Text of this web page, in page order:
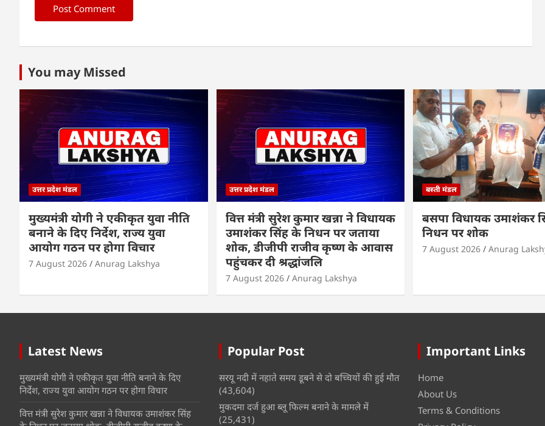
You may Missed
उत्तर प्रदेश मंडल
मुख्यमंत्री योगी ने एकीकृत युवा नीति
बनाने के दिए निर्देश, राज्य युवा
आयोग गठन पर होगा विचार
7 August 2026 Anurag Lakshya
उत्तर प्रदेश मंडल
वित्त मंत्री सुरेश कुमार खन्ना ने विधायक
उमाशंकर सिंह के निधन पर जताया
शोक, डीजीपी राजीव कृष्ण के आवास
पहुंचकर दी श्रद्धांजलि
7 August 2026 Anurag Lakshya
बस्ती मंडल
बसपा विधायक उमाशंकर
निधन पर शोक
7 August 2026 Anurag
Latest News
मुख्यमंत्री योगी ने एकीकृत युवा नीति बनाने के दिए
निर्देश, राज्य युवा आयोग गठन पर होगा विचार
वित्त मंत्री सुरेश कुमार खन्ना ने विधायक उमाशंकर सिंह
Popular Post
सरयू नदी में नहाते समय डूबने से दो बच्चियों की हुई मौत
(43,604)
मुकदमा दर्ज हुआ ब्लू फिल्म बनाने के मामले में
(25,431)
Important Links
Home
About Us
Terms & Conditions